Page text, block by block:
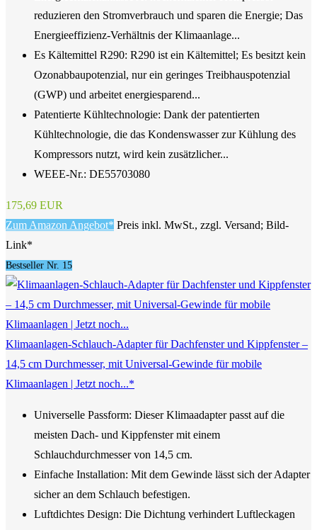
reduzieren den Stromverbrauch und sparen die Energie; Das
Energieeffizienz-Verhältnis der Klimaanlage...
Es Kältemittel R290: R290 ist ein Kältemittel; Es besitzt kein
Ozonabbaupotenzial, nur ein geringes Treibhauspotenzial
(GWP) und arbeitet energiesparend...
Patentierte Kühltechnologie: Dank der patentierten
Kühltechnologie, die das Kondenswasser zur Kühlung des
Kompressors nutzt, wird kein zusätzlicher...
WEEE-Nr.: DE55703080
175,69 EUR
Zum Amazon Angebot* Preis inkl. MwSt., zzgl. Versand; Bild-
Link*
Bestseller Nr. 15
Klimaanlagen-Schlauch-Adapter für Dachfenster und Kippfenster –
14,5 cm Durchmesser, mit Universal-Gewinde für mobile
Klimaanlagen | Jetzt noch...*
Universelle Passform: Dieser Klimaadapter passt auf die
meisten Dach- und Kippfenster mit einem
Schlauchdurchmesser von 14,5 cm.
Einfache Installation: Mit dem Gewinde lässt sich der Adapter
sicher an dem Schlauch befestigen.
Luftdichtes Design: Die Dichtung verhindert Luftleckagen